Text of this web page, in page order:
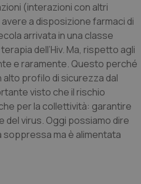
(interazioni con altri
a disposizione farmaci di
arrivata in una classe
dell’Hiv. Ma, rispetto agli
e raramente. Questo perché
alto profilo di sicurezza dal
visto che il rischio
per la collettività: garantire
virus. Oggi possiamo dire
ma è alimentata